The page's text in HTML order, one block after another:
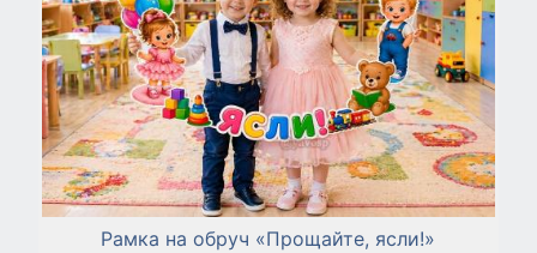
Рамка на обруч «Прощайте, ясли!»